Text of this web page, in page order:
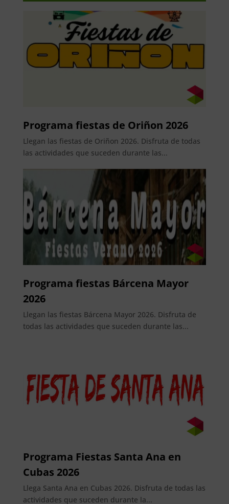
Programa fiestas de Oriñon 2026
Llegan las fiestas de Oriñon 2026. Disfruta de todas
las actividades que suceden durante las...
Programa fiestas Bárcena Mayor
2026
Llegan las fiestas Bárcena Mayor 2026. Disfruta de
todas las actividades que suceden durante las...
Programa Fiestas Santa Ana en
Cubas 2026
Llega Santa Ana en Cubas 2026. Disfruta de todas las
actividades que suceden durante la...